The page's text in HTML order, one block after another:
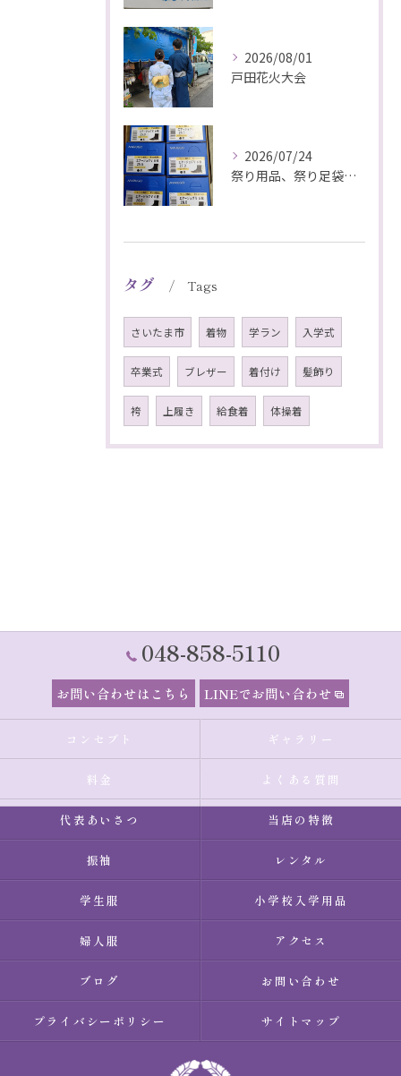
2026/08/01
戸田花火大会
2026/07/24
祭り用品、祭り足袋特価販売中
タグ Tags
さいたま市 着物 学ラン 入学式
卒業式 ブレザー 着付け 髪飾り
袴 上履き 給食着 体操着
048-858-5110
お問い合わせはこちら LINEでお問い合わせ
コンセプト ギャラリー
料金 よくある質問
代表あいさつ 当店の特徴
振袖 レンタル
学生服 小学校入学用品
婦人服 アクセス
ブログ お問い合わせ
プライバシーポリシー サイトマップ